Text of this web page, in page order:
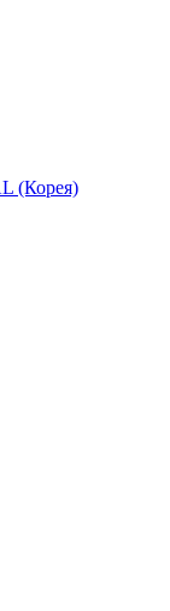
(Корея)